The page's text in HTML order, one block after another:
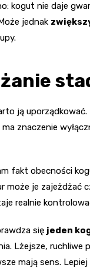
kogut nie daje
jednak
ją
ma znaczenie
fakt obecności
może je
realnie
się jeden
Lżejsze,
mają sens.